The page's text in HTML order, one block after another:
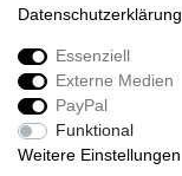
Impressum
Widerrufs­recht
Daten­schutz­erklärung
Essenziell
Externe Medien
PayPal
Funktional
Weitere Einstellungen